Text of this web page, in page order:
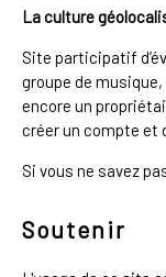
La culture
Site participatif
groupe de
encore un
créer un compte et
Si vous ne savez
Soutenir